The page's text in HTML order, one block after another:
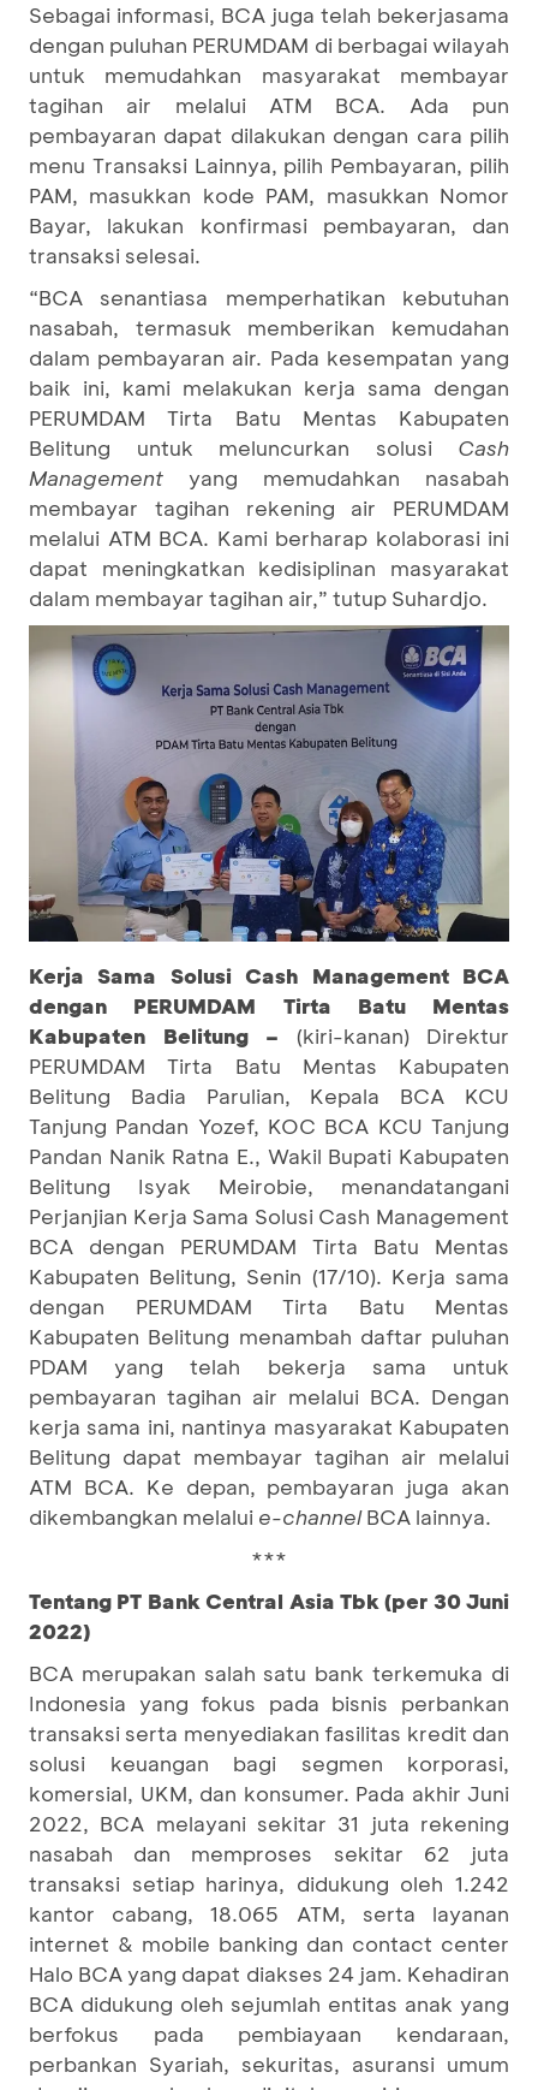
Sebagai informasi, BCA juga telah bekerjasama
dengan puluhan PERUMDAM di berbagai wilayah
untuk memudahkan masyarakat membayar
tagihan air melalui ATM BCA. Ada pun
pembayaran dapat dilakukan dengan cara pilih
menu Transaksi Lainnya, pilih Pembayaran, pilih
PAM, masukkan kode PAM, masukkan Nomor
Bayar, lakukan konfirmasi pembayaran, dan
transaksi selesai.
“BCA senantiasa memperhatikan kebutuhan
nasabah, termasuk memberikan kemudahan
dalam pembayaran air. Pada kesempatan yang
baik ini, kami melakukan kerja sama dengan
PERUMDAM Tirta Batu Mentas Kabupaten
Belitung untuk meluncurkan solusi Cash
Management yang memudahkan nasabah
membayar tagihan rekening air PERUMDAM
melalui ATM BCA. Kami berharap kolaborasi ini
dapat meningkatkan kedisiplinan masyarakat
dalam membayar tagihan air,” tutup Suhardjo.
Kerja Sama Solusi Cash Management BCA
dengan PERUMDAM Tirta Batu Mentas
Kabupaten Belitung – (kiri-kanan) Direktur
PERUMDAM Tirta Batu Mentas Kabupaten
Belitung Badia Parulian, Kepala BCA KCU
Tanjung Pandan Yozef, KOC BCA KCU Tanjung
Pandan Nanik Ratna E., Wakil Bupati Kabupaten
Belitung Isyak Meirobie, menandatangani
Perjanjian Kerja Sama Solusi Cash Management
BCA dengan PERUMDAM Tirta Batu Mentas
Kabupaten Belitung, Senin (17/10). Kerja sama
dengan PERUMDAM Tirta Batu Mentas
Kabupaten Belitung menambah daftar puluhan
PDAM yang telah bekerja sama untuk
pembayaran tagihan air melalui BCA. Dengan
kerja sama ini, nantinya masyarakat Kabupaten
Belitung dapat membayar tagihan air melalui
ATM BCA. Ke depan, pembayaran juga akan
dikembangkan melalui e-channelBCA lainnya.
***
Tentang PT Bank Central Asia Tbk (per 30 Juni
2022)
BCA merupakan salah satu bank terkemuka di
Indonesia yang fokus pada bisnis perbankan
transaksi serta menyediakan fasilitas kredit dan
solusi keuangan bagi segmen korporasi,
komersial, UKM, dan konsumer. Pada akhir Juni
2022, BCA melayani sekitar 31 juta rekening
nasabah dan memproses sekitar 62 juta
transaksi setiap harinya, didukung oleh 1.242
kantor cabang, 18.065 ATM, serta layanan
internet & mobile banking dan contact center
Halo BCA yang dapat diakses 24 jam. Kehadiran
BCA didukung oleh sejumlah entitas anak yang
berfokus pada pembiayaan kendaraan,
perbankan Syariah, sekuritas, asuransi umum